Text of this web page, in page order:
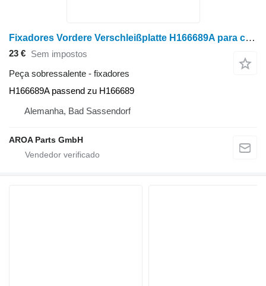
Fixadores Vordere Verschleißplatte H166689A para colheitadeira de grãos John Deere 9560STS 9570STS 9650STS
23 € Sem impostos
Peça sobressalente - fixadores
H166689A passend zu H166689
Alemanha, Bad Sassendorf
AROA Parts GmbH